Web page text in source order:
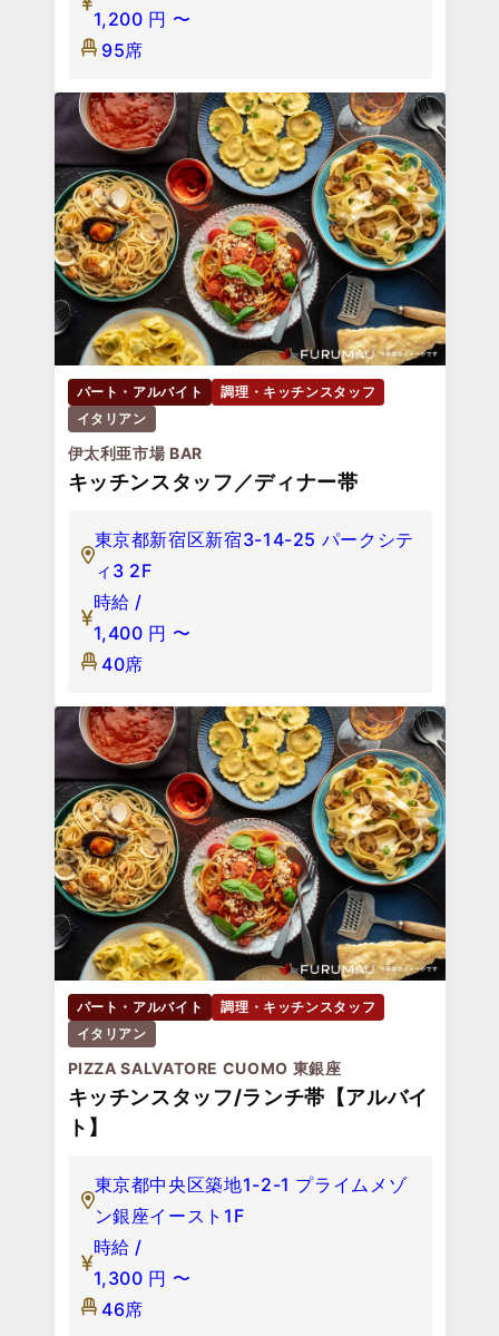
1,200 円 〜
95席
パート・アルバイト
調理・キッチンスタッフ
イタリアン
伊太利亜市場 BAR
キッチンスタッフ／ディナー帯
東京都新宿区新宿3-14-25 パークシテ
ィ3 2F
時給 /
1,400 円 〜
40席
パート・アルバイト
調理・キッチンスタッフ
イタリアン
PIZZA SALVATORE CUOMO 東銀座
キッチンスタッフ/ランチ帯【アルバイ
ト】
東京都中央区築地1-2-1 プライムメゾ
ン銀座イースト1F
時給 /
1,300 円 〜
46席